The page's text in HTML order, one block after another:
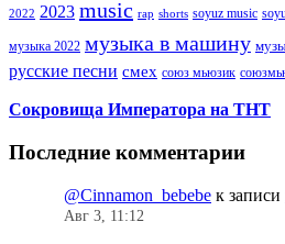
2022 2023 music rap shorts soyuz music
музыка 2022 музыка в машину
русские песни смех союз мьюзик
Сокровища Императора на ТНТ
Последние комментарии
@Cinnamon_bebebe к записи
Авг 3, 11:12